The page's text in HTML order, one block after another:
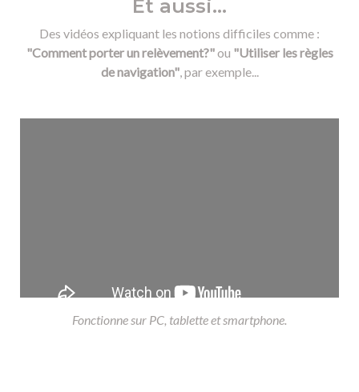
Et aussi...
Des vidéos expliquant les notions difficiles comme :
"Comment porter un relèvement?"ou "Utiliser les règles
de navigation", par exemple...
Fonctionne sur PC, tablette et smartphone.